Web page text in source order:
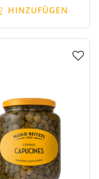
HINZUFÜGEN